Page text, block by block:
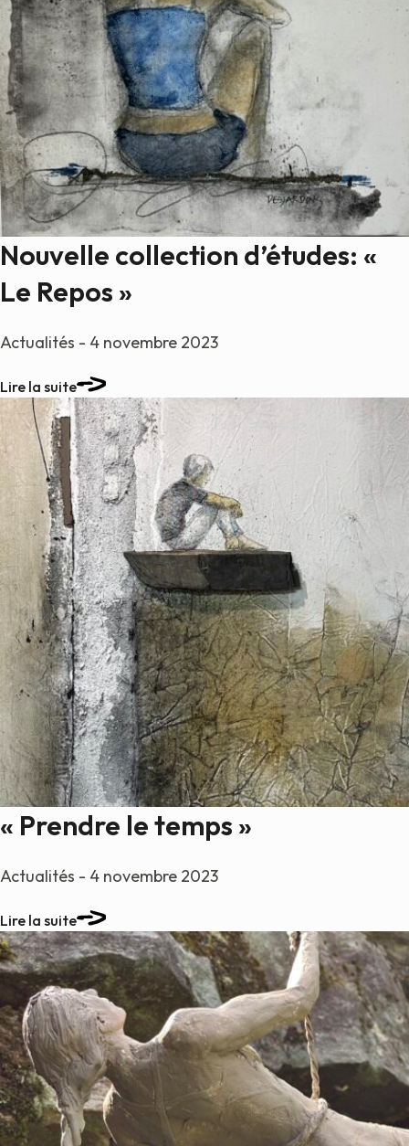
Nouvelle collection d’études: «
Le Repos »
Actualités - 4 novembre 2023
Lire la suite
« Prendre le temps »
Actualités - 4 novembre 2023
Lire la suite